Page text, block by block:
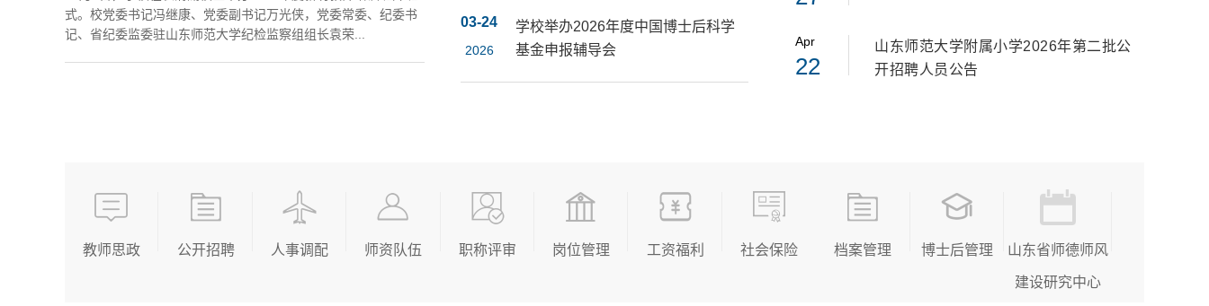
Apr
22
山东师范大学附属小学2026年第二批公
开招聘人员公告
式。校党委书记冯继康、党委副书记万光侠，党委常委、纪委书
记、省纪委监委驻山东师范大学纪检监察组组长袁荣...
03-24
2026
学校举办2026年度中国博士后科学
基金申报辅导会
教师思政 公开招聘 人事调配 师资队伍 职称评审 岗位管理 工资福利 社会保险 档案管理 博士后管理 山东省师德师风
建设研究中心